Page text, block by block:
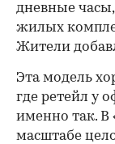
дневные часы,
жилых
Жители
Эта модель
где ретейл у
именно так. В
масштабе